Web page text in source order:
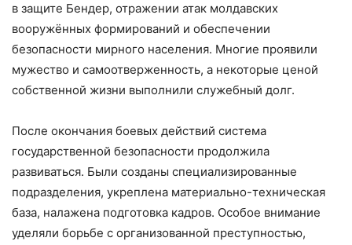
в защите Бендер, отражении атак молдавских
вооружённых формирований и обеспечении
безопасности мирного населения. Многие проявили
мужество и самоотверженность, а некоторые ценой
собственной жизни выполнили служебный долг.
После окончания боевых действий система
государственной безопасности продолжила
развиваться. Были созданы специализированные
подразделения, укреплена материально-техническая
база, налажена подготовка кадров. Особое внимание
уделяли борьбе с организованной преступностью,